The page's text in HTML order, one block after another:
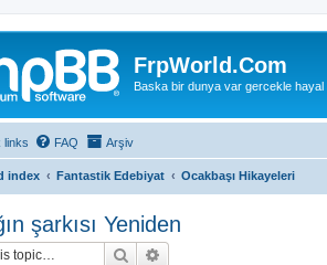
FrpWorld.Com
Baska bir dunya var gercekle hayal
links FAQ Arşiv
index Fantastik Edebiyat Ocakbaşı Hikayeleri
şarkısı Yeniden
Search